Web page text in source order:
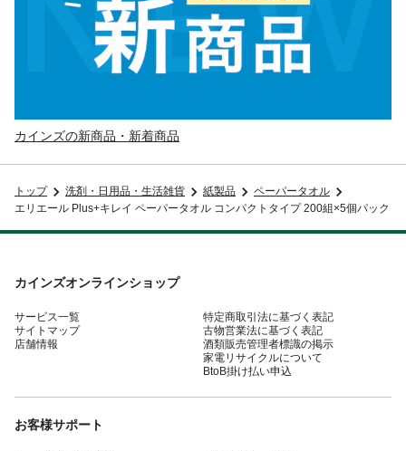
カインズの新商品・新着商品
トップ 洗剤・日用品・生活雑貨 紙製品
ペーパータオル
エリエール Plus+キレイ ペーパータオル コンパクトタイプ 200組×5個パック
カインズオンラインショップ
サービス一覧
サイトマップ
店舗情報
特定商取引法に基づく表記
古物営業法に基づく表記
酒類販売管理者標識の掲示
家電リサイクルについて
BtoB掛け払い申込
お客様サポート